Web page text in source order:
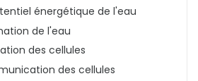
énergétique de l'eau
de l'eau
des cellules
des cellules